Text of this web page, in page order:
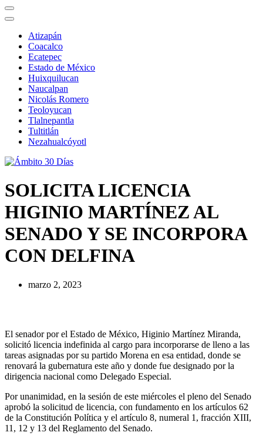
Atizapán
Coacalco
Ecatepec
Estado de México
Huixquilucan
Naucalpan
Nicolás Romero
Teoloyucan
Tlalnepantla
Tultitlán
Nezahualcóyotl
SOLICITA LICENCIA
HIGINIO MARTÍNEZ AL
SENADO Y SE INCORPORA
CON DELFINA
marzo 2, 2023
El senador por el Estado de México, Higinio Martínez Miranda,
solicitó licencia indefinida al cargo para incorporarse de lleno a las
tareas asignadas por su partido Morena en esa entidad, donde se
renovará la gubernatura este año y donde fue designado por la
dirigencia nacional como Delegado Especial.
Por unanimidad, en la sesión de este miércoles el pleno del Senado
aprobó la solicitud de licencia, con fundamento en los artículos 62
de la Constitución Política y el artículo 8, numeral 1, fracción XIII,
11, 12 y 13 del Reglamento del Senado.